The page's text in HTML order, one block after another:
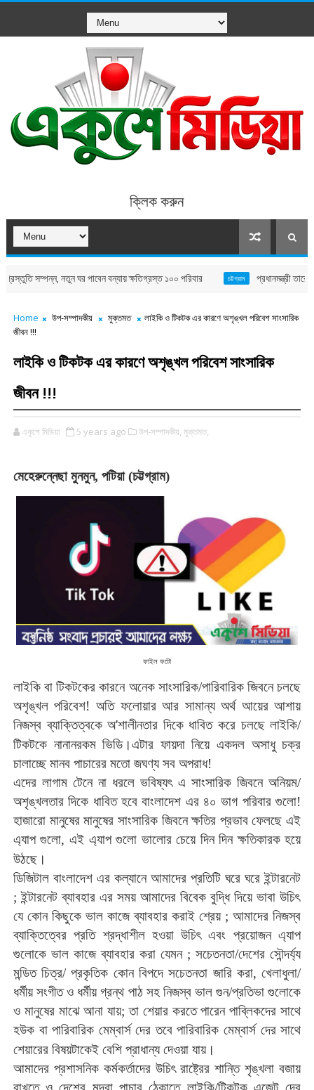
ক্লিক করুন
নতুন ঘর পাবেন বন্যায় ক্ষতিগ্রস্ত ১০০ পরিবার চট্টগ্রাম প্রধানমন্ত্রী তারেক
Home উপ-সম্পাদকীয় মুক্তমত
লাইকি ও টিকটক এর কারণে অশৃঙ্খল পরিবেশ সাংসারিক
জীবন !!!
লাইকি ও টিকটক এর কারণে অশৃঙ্খল পরিবেশ সাংসারিক
জীবন !!!
একুশে মিডিয়া 5 years ago উপ-সম্পাদকীয়, মুক্তমত,
মেহেরুন্নেছা মুনমুন, পটিয়া (চট্টগ্রাম)
ফাইল ফটো
লাইকি বা টিকটকের কারনে অনেক সাংসারিক/পারিবারিক জিবনে চলছে
অশৃঙ্খল পরিবেশ! অতি ফলোয়ার আর সামান্য অর্থ আয়ের আশায়
নিজস্ব ব্যাক্তিত্বকে অ'শালীনতার দিকে ধাবিত করে চলছে লাইকি/
টিকটকে নানানরকম ভিডি।এটার ফায়দা নিয়ে একদল অসাধু চক্র
চালাচ্ছে মানব পাচারের মতো জঘণ্য সব অপরাধ!
এদের লাগাম টেনে না ধরলে ভবিষ্যৎ এ সাংসারিক জিবনে অনিয়ম/
অশৃঙ্খলতার দিকে ধাবিত হবে বাংলাদেশ এর ৪০ ভাগ পরিবার গুলো!
হাজারো মানুষের মানুষের সাংসারিক জিবনে ক্ষতির প্রভাব ফেলছে এই
এ্যাপ গুলো, এই এ্যাপ গুলো ভালোর চেয়ে দিন দিন ক্ষতিকারক হয়ে
উঠছে।
ডিজিটাল বাংলাদেশ এর কল্যানে আমাদের প্রতিটি ঘরে ঘরে ইন্টারনেট
;ইন্টারনেট ব্যাবহার এর সময় আমাদের বিবেক বুদ্ধি দিয়ে ভাবা উচিৎ
যে কোন কিছুকে ভাল কাজে ব্যাবহার করাই শ্রেয়;আমাদের নিজস্ব
ব্যাক্তিত্বের প্রতি শ্রদ্ধাশীল হওয়া উচিৎ এবং প্রয়োজন এ্যাপ
গুলোকে ভাল কাজে ব্যাবহার করা যেমন;সচেতনতা/দেশের সৌন্দর্য্য
মন্ডিত চিত্র/প্রকৃতিক কোন বিপদে সচেতনতা জারি করা,খেলাধুলা/
ধর্মীয় সংগীত ও ধর্মীয় গ্রন্থ পাঠ সহ নিজস্ব ভাল গুন/প্রতিভা গুলোকে
ও মানুষের মাঝে আনা যায়;তা শেয়ার করতে পারেন পাব্লিকদের সাথে
হউক বা পারিবারিক মেম্বার্স দের তবে পারিবারিক মেম্বার্স দের সাথে
শেয়ারের বিষয়টাকেই বেশি প্রাধান্য দেওয়া যায়।
আমাদের প্রশাসনিক কর্মকর্তাদের উচিৎ রাষ্ট্রের শান্তি শৃঙ্খলা বজায়